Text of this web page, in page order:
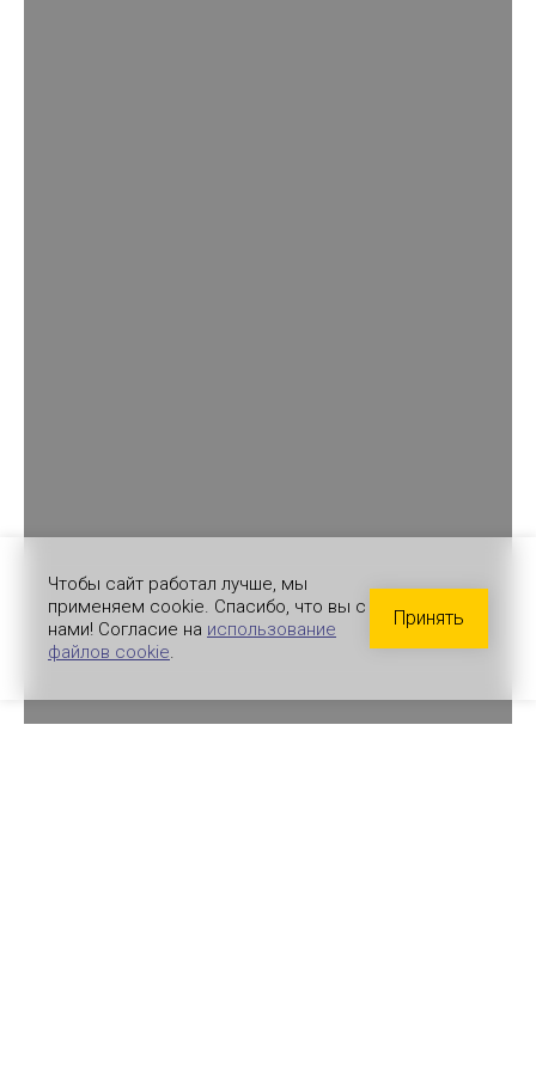
Чтобы сайт работал лучше, мы
применяем cookie. Спасибо, что вы с
нами! Согласие на использование
файлов cookie.
Принять